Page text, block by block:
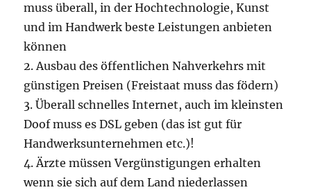
muss überall, in der Hochtechnologie, Kunst
und im Handwerk beste Leistungen anbieten
können
2. Ausbau des öffentlichen Nahverkehrs mit
günstigen Preisen (Freistaat muss das födern)
3. Überall schnelles Internet, auch im kleinsten
Doof muss es DSL geben (das ist gut für
Handwerksunternehmen etc.)!
4. Ärzte müssen Vergünstigungen erhalten
wenn sie sich auf dem Land niederlassen